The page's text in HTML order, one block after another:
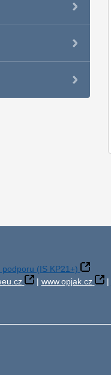
(IS KP21+)
| www.opjak.cz |